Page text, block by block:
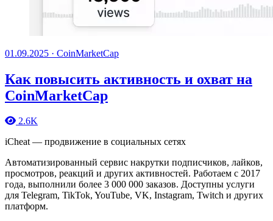
01.09.2025 · CoinMarketCap
Как повысить активность и охват на
CoinMarketCap
2.6K
iCheat — продвижение в социальных сетях
Автоматизированный сервис накрутки подписчиков, лайков,
просмотров, реакций и других активностей. Работаем с 2017
года, выполнили более 3 000 000 заказов. Доступны услуги
для Telegram, TikTok, YouTube, VK, Instagram, Twitch и других
платформ.